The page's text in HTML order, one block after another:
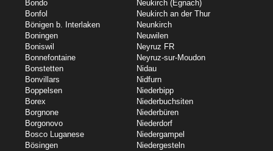
Bondo
Bonfol
Bönigen b. Interlaken
Boningen
Boniswil
Bonnefontaine
Bonstetten
Bonvillars
Boppelsen
Borex
Borgnone
Borgonovo
Bosco Luganese
Bösingen
Neukirch (Egnach)
Neukirch an der Thur
Neunkirch
Neuwilen
Neyruz FR
Neyruz-sur-Moudon
Nidau
Nidfurn
Niederbipp
Niederbuchsiten
Niederbüren
Niederdorf
Niedergampel
Niedergesteln